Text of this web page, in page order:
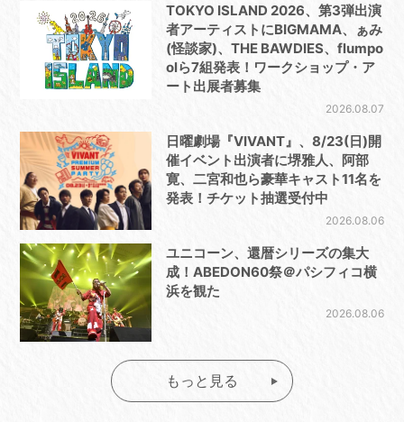
TOKYO ISLAND 2026、第3弾出演
者アーティストにBIGMAMA、ぁみ
(怪談家)、THE BAWDIES、flumpo
olら7組発表！ワークショップ・ア
ート出展者募集
2026.08.07
日曜劇場『VIVANT』、8/23(日)開
催イベント出演者に堺雅人、阿部
寛、二宮和也ら豪華キャスト11名を
発表！チケット抽選受付中
2026.08.06
ユニコーン、還暦シリーズの集大
成！ABEDON60祭＠パシフィコ横
浜を観た
2026.08.06
もっと見る